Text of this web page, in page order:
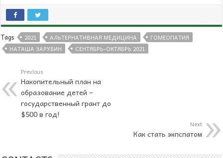
Tags 2021 АЛЬТЕРНАТИВНАЯ МЕДИЦИНА
ГОМЕОПАТИЯ
НАТАША ЗАРУБИН
СЕНТЯБРЬ-ОКТЯБРЬ 2021
Previous
Накопительный план на
образование детей –
государственный грант до
$500 в год!
Next
Как стать экпспатом